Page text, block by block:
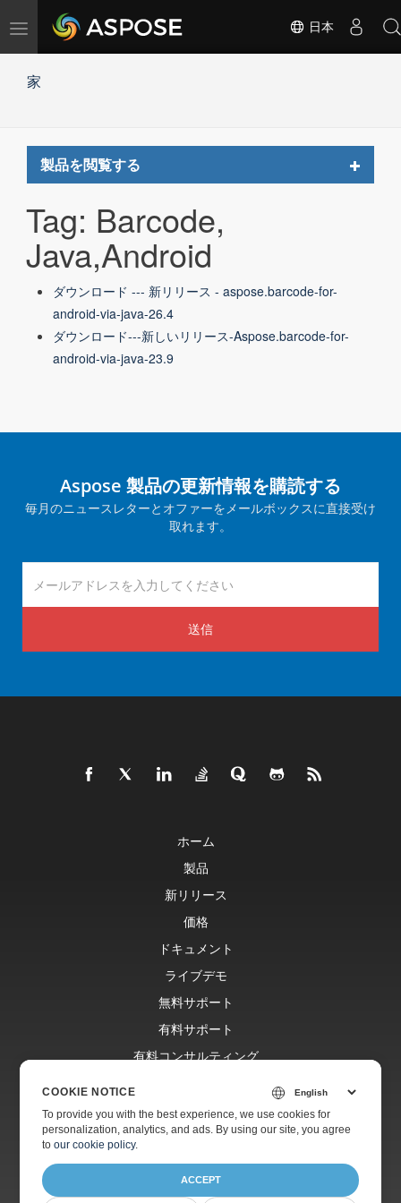
ナ
ー
替
日本
家
製品を閲覧する
Toggle
Tag: Barcode,
Java,Android
ダウンロード --- 新リリース - aspose.barcode-for-
android-via-java-26.4
ダウンロード---新しいリリース-Aspose.barcode-for-
android-via-java-23.9
Aspose 製品の更新情報を購読する
毎月のニュースレターとオファーをメールボックスに直接受け
取れます。
送信
ホーム
製品
新リリース
価格
ドキュメント
ライブデモ
無料サポート
有料サポート
有料コンサルティング
ウェブサイト
会社情報
COOKIE NOTICE
To provide you with the best experience, we use cookies for
personalization, analytics, and ads. By using our site, you agree
toour cookie policy.
ACCEPT